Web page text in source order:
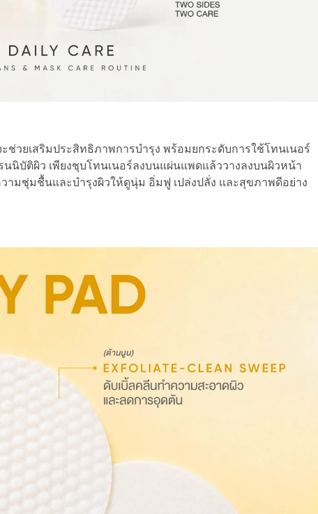
ะช่วยเสริมประสิทธิภาพการบำรุง พร้อมยกระดับการใช้โทนเนอร์
นนิบัติผิว เพียงชุบโทนเนอร์ลงบนแผ่นแพดแล้ววางลงบนผิวหน้า
ามชุ่มชื้นและบำรุงผิวให้ดูนุ่ม อิ่มฟู เปล่งปลั่ง และสุขภาพดีอย่าง